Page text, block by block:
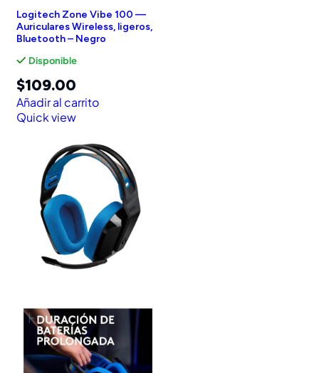
Logitech Zone Vibe 100 —
Auriculares Wireless, ligeros,
Bluetooth – Negro
Disponible
$109.00
Añadir al carrito
Quick view